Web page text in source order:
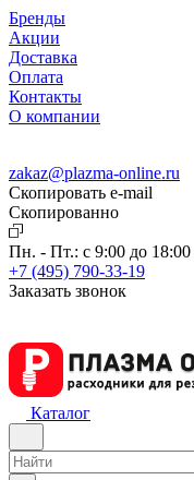
Бренды
Акции
Доставка
Оплата
Контакты
О компании
zakaz@plazma-online.ru
Скопировать e-mail
Cкопированно
Пн. - Пт.: с 9:00 до 18:00
+7 (495) 790-33-19
Заказать звонок
Каталог